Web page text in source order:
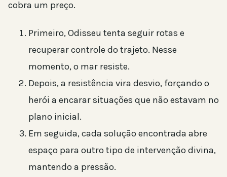
cobra um preço.
Primeiro, Odisseu tenta seguir rotas e
recuperar controle do trajeto. Nesse
momento, o mar resiste.
Depois, a resistência vira desvio, forçando o
herói a encarar situações que não estavam no
plano inicial.
Em seguida, cada solução encontrada abre
espaço para outro tipo de intervenção divina,
mantendo a pressão.